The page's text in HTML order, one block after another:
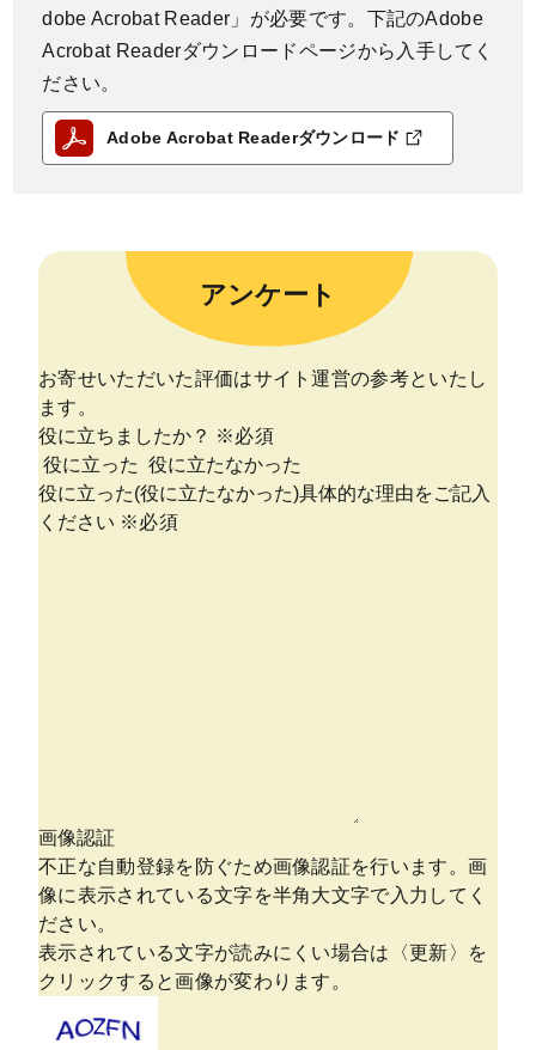
dobe Acrobat Reader」が必要です。下記のAdobe
Acrobat Readerダウンロードページから入手してく
ださい。
Adobe Acrobat Readerダウンロード
アンケート